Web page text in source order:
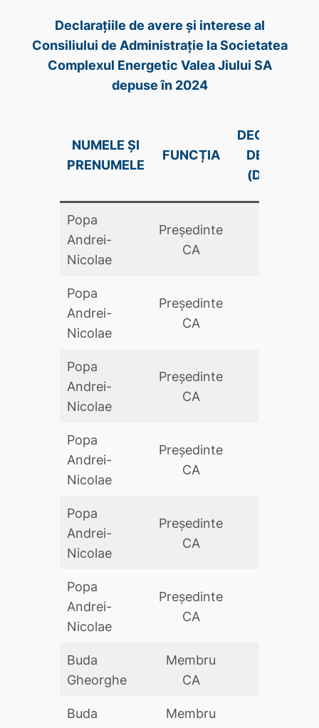
Declarațiile de avere și interese al
Consiliului de Administrație la Societatea
Complexul Energetic Valea Jiului SA
depuse în 2024
NUMELE ȘI
PRENUMELE
FUNCȚIA
DECLARAŢIE
DE AVERE
(DA .PDF)
Popa
Andrei-
Nicolae
Preşedinte
CA
Popa
Andrei-
Nicolae
Preşedinte
CA
Popa
Andrei-
Nicolae
Preşedinte
CA
Popa
Andrei-
Nicolae
Preşedinte
CA
Popa
Andrei-
Nicolae
Preşedinte
CA
Popa
Andrei-
Nicolae
Preşedinte
CA
Buda
Gheorghe
Membru
CA
Buda
Membru